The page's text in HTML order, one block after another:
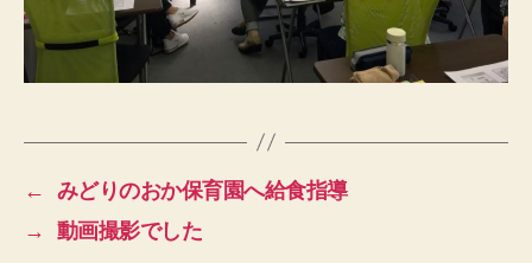
←
みどりのおか保育園へ給食指導
→
動画撮影でした